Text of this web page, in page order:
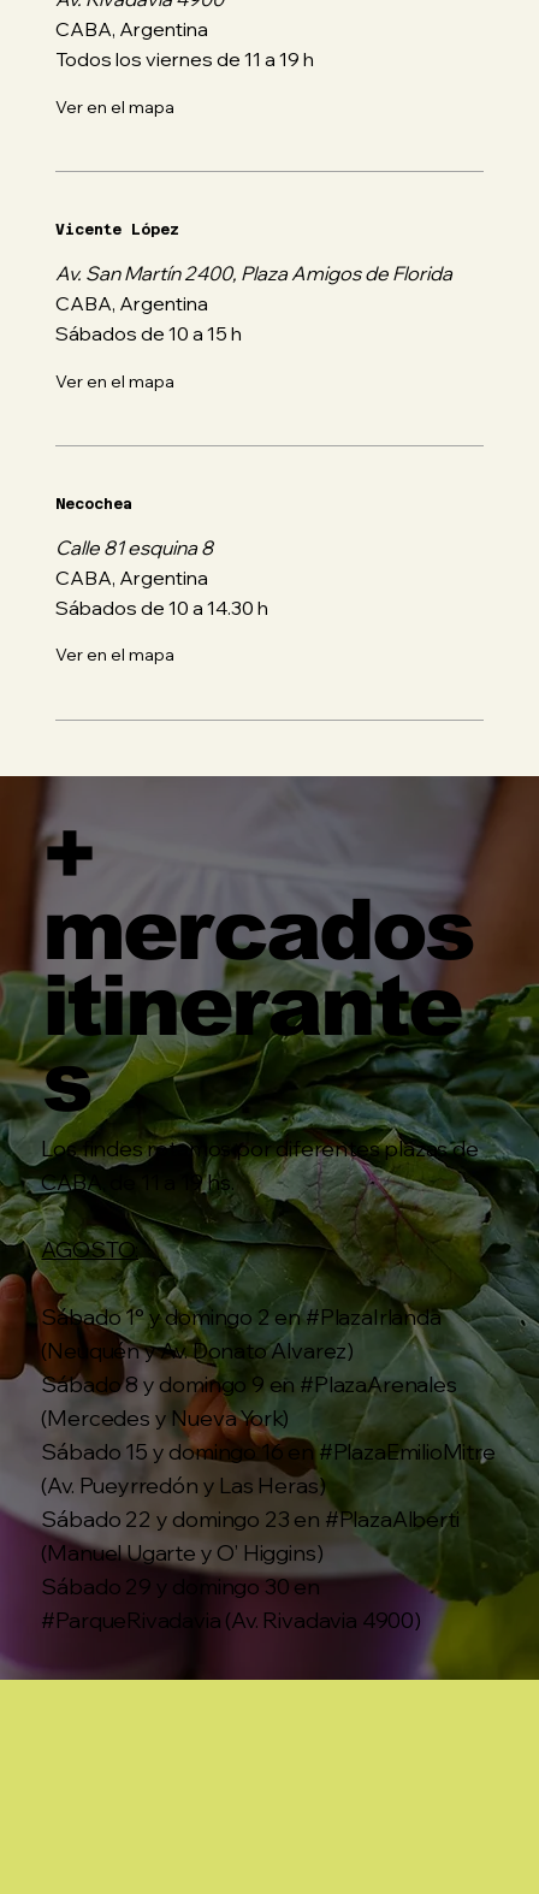
CABA, Argentina
Todos los viernes de 11 a 19 h
Ver en el mapa
Vicente López
Av. San Martín 2400, Plaza Amigos de Florida
CABA, Argentina
Sábados de 10 a 15 h
Ver en el mapa
Necochea
Calle 81 esquina 8
CABA, Argentina
Sábados de 10 a 14.30 h
Ver en el mapa
Los findes rotamos por diferentes plazas de
CABA, de 11 a 19 hs.
AGOSTO:
Sábado 1° y domingo 2 en #PlazaIrlanda
(Neuquén y Av. Donato Alvarez)
Sábado 8 y domingo 9 en #PlazaArenales
(Mercedes y Nueva York)
Sábado 15 y domingo 16 en #PlazaEmilioMitre
(Av. Pueyrredón y Las Heras)
Sábado 22 y domingo 23 en #PlazaAlberti
(Manuel Ugarte y O’ Higgins)
Sábado 29 y domingo 30 en
#ParqueRivadavia (Av. Rivadavia 4900)
+
mercados
itinerante
s